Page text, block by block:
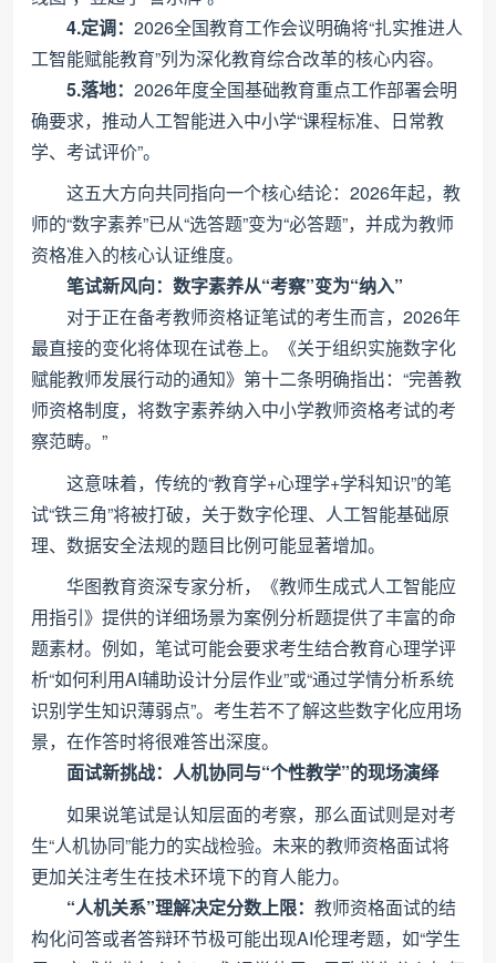
4.定调： 2026全国教育工作会议明确将“扎实推进人
工智能赋能教育”列为深化教育综合改革的核心内容。
5.落地： 2026年度全国基础教育重点工作部署会明
确要求，推动人工智能进入中小学“课程标准、日常教
学、考试评价”。
这五大方向共同指向一个核心结论：2026年起，教
师的“数字素养”已从“选答题”变为“必答题”，并成为教师
资格准入的核心认证维度。
笔试新风向：数字素养从“考察”变为“纳入”
对于正在备考教师资格证笔试的考生而言，2026年
最直接的变化将体现在试卷上。《关于组织实施数字化
赋能教师发展行动的通知》第十二条明确指出：“完善教
师资格制度，将数字素养纳入中小学教师资格考试的考
察范畴。”
这意味着，传统的“教育学+心理学+学科知识”的笔
试“铁三角”将被打破，关于数字伦理、人工智能基础原
理、数据安全法规的题目比例可能显著增加。
华图教育资深专家分析，《教师生成式人工智能应
用指引》提供的详细场景为案例分析题提供了丰富的命
题素材。例如，笔试可能会要求考生结合教育心理学评
析“如何利用AI辅助设计分层作业”或“通过学情分析系统
识别学生知识薄弱点”。考生若不了解这些数字化应用场
景，在作答时将很难答出深度。
面试新挑战：人机协同与“个性教学”的现场演绎
如果说笔试是认知层面的考察，那么面试则是对考
生“人机协同”能力的实战检验。未来的教师资格面试将
更加关注考生在技术环境下的育人能力。
“人机关系”理解决定分数上限： 教师资格面试的结
构化问答或者答辩环节极可能出现AI伦理考题，如“学生